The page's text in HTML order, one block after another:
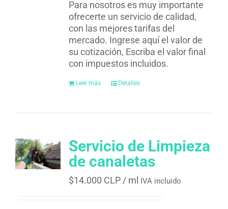
Para nosotros es muy importante
ofrecerte un servicio de calidad,
con las mejores tarifas del
mercado. Ingrese aquí el valor de
su cotización, Escriba el valor final
con impuestos incluidos.
Leer más Detalles
Servicio de Limpieza
de canaletas
$14.000 CLP/ ml IVA incluido